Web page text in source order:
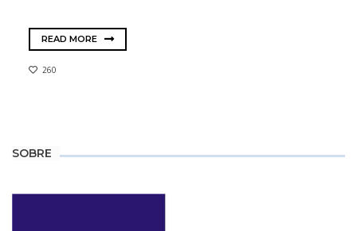
READ MORE
260
SOBRE